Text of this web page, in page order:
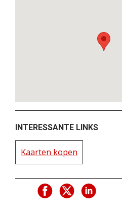
INTERESSANTE LINKS
Kaarten kopen